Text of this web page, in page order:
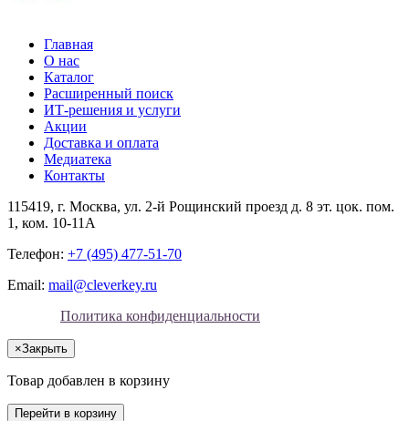
Главная
О нас
Каталог
Расширенный поиск
ИТ-решения и услуги
Акции
Доставка и оплата
Медиатека
Контакты
115419, г. Москва, ул. 2-й Рощинский проезд д. 8 эт. цок. пом.
1, ком. 10-11А
Телефон: +7 (495) 477-51-70
Email: mail@cleverkey.ru
Политика конфиденциальности
×Закрыть
Товар добавлен в корзину
Перейти в корзину